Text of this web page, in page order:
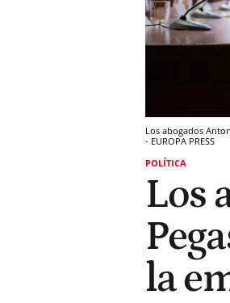
Los abogados
- EUROPA PRESS
POLÍTICA
Los
la